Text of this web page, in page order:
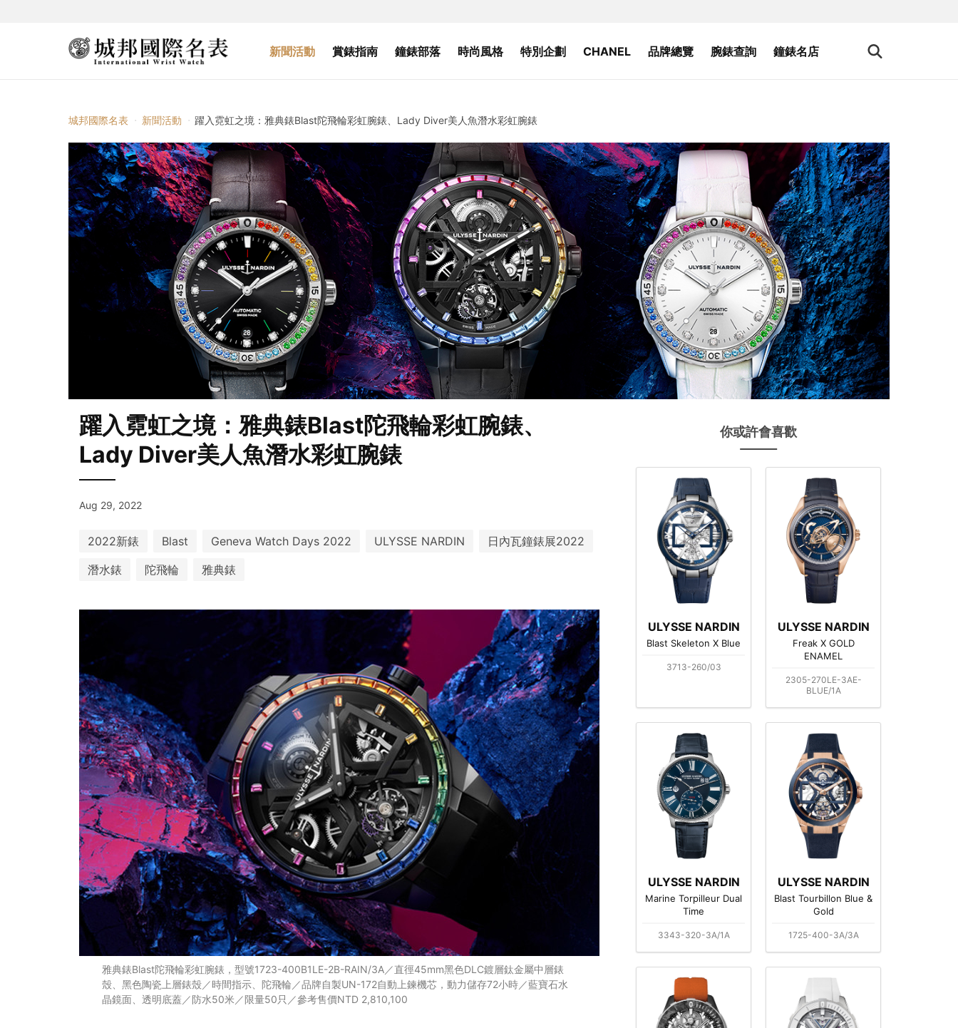
新聞活動 賞錶指南 鐘錶部落 時尚風格 特別企劃 CHANEL 品牌總覽 腕錶查詢 鐘錶名店
城邦國際名表 新聞活動 躍入霓虹之境：雅典錶Blast陀飛輪彩虹腕錶、Lady Diver美人魚潛水彩虹腕錶
躍入霓虹之境：雅典錶Blast陀飛輪彩虹腕錶、
Lady Diver美人魚潛水彩虹腕錶
Aug 29, 2022
2022新錶 Blast Geneva Watch Days 2022 ULYSSE NARDIN
日內瓦鐘錶展2022
潛水錶
陀飛輪 雅典錶
雅典錶Blast陀飛輪彩虹腕錶，型號1723-400B1LE-2B-RAIN/3A／直徑45mm黑色DLC鍍層鈦金屬中層錶
殼、黑色陶瓷上層錶殼／時間指示、陀飛輪／品牌自製UN-172自動上鍊機芯，動力儲存72小時／藍寶石水
晶鏡面、透明底蓋／防水50米／限量50只／參考售價NTD 2,810,100
你或許會喜歡
ULYSSE NARDIN
Blast Skeleton X Blue
3713-260/03
ULYSSE NARDIN
Freak X GOLD
ENAMEL
2305-270LE-3AE-
BLUE/1A
ULYSSE NARDIN
Marine Torpilleur Dual
Time
3343-320-3A/1A
ULYSSE NARDIN
Blast Tourbillon Blue &
Gold
1725-400-3A/3A